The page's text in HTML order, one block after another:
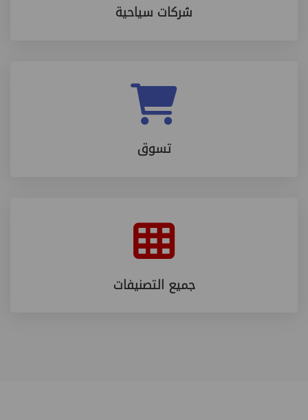
شركات سياحية
تسوق
جميع التصنيفات